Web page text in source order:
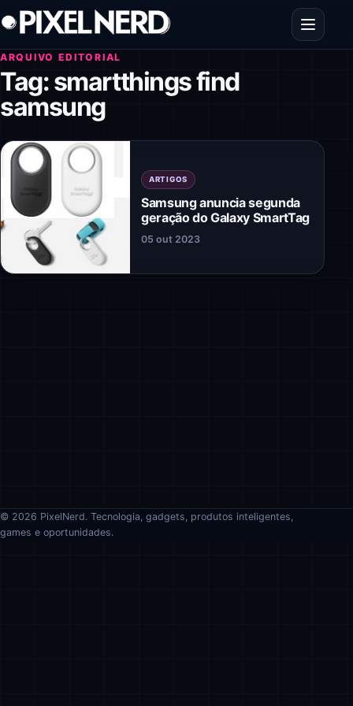
Pular para o conteúdo
Abrir
ARQUIVO EDITORIAL
Tag:smartthings find
samsung
ARTIGOS
Samsung anuncia segunda
geração do Galaxy SmartTag
05 out 2023
© 2026 PixelNerd. Tecnologia, gadgets, produtos inteligentes,
games e oportunidades.